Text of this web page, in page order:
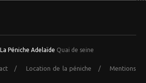
La Péniche Adelaïde Quai de seine
/ Location de la péniche /
Mentions